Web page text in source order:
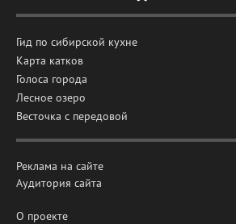
Гид по сибирской кухне
Карта катков
Голоса города
Лесное озеро
Весточка с передовой
Реклама на сайте
Аудитория сайта
О проекте